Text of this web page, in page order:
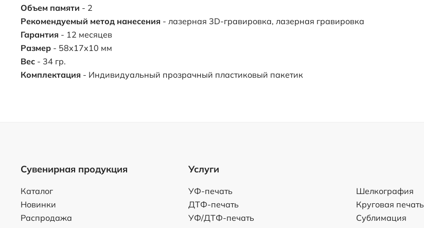
Объем памяти - 2
Рекомендуемый метод нанесения - лазерная 3D-гравировка, лазерная гравировка
Гарантия - 12 месяцев
Размер - 58х17х10 мм
Вес - 34 гр.
Комплектация - Индивидуальный прозрачный пластиковый пакетик
Сувенирная продукция
Каталог
Новинки
Распродажа
Услуги
УФ-печать
ДТФ-печать
УФ/ДТФ-печать
Шелкография
Круговая печать
Сублимация